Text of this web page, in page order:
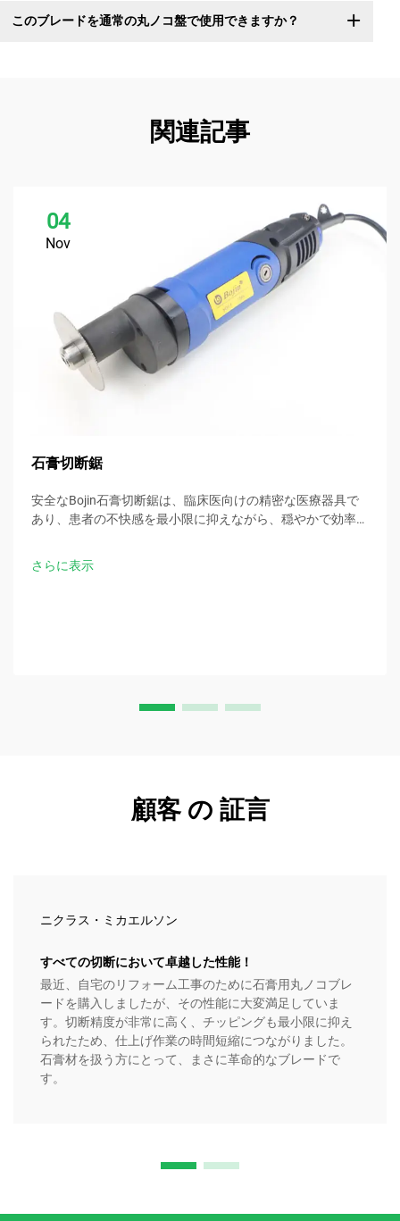
このブレードを通常の丸ノコ盤で使用できますか？
関連記事
04
Nov
石膏切断鋸
安全なBojin石膏切断鋸は、臨床医向けの精密な医療器具で
あり、患者の不快感を最小限に抑えながら、穏やかで効率的
さらに表示
顧客 の 証言
ニクラス・ミカエルソン
すべての切断において卓越した性能！
最近、自宅のリフォーム工事のために石膏用丸ノコブレ
ードを購入しましたが、その性能に大変満足していま
す。切断精度が非常に高く、チッピングも最小限に抑え
られたため、仕上げ作業の時間短縮につながりました。
石膏材を扱う方にとって、まさに革命的なブレードで
す。